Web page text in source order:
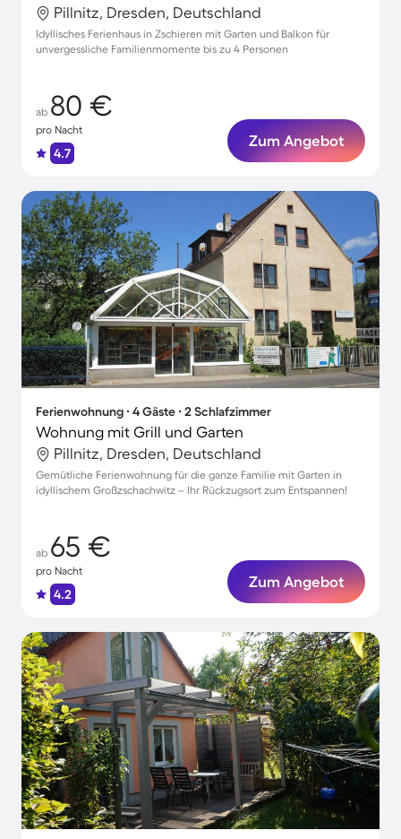
Pillnitz, Dresden, Deutschland
Idyllisches Ferienhaus in Zschieren mit Garten und Balkon für
unvergessliche Familienmomente bis zu 4 Personen
ab 80 €
pro Nacht
4.7
Zum Angebot
Ferienwohnung ∙ 4 Gäste ∙ 2 Schlafzimmer
Wohnung mit Grill und Garten
Pillnitz, Dresden, Deutschland
Gemütliche Ferienwohnung für die ganze Familie mit Garten in
idyllischem Großzschachwitz – Ihr Rückzugsort zum Entspannen!
ab 65 €
pro Nacht
4.2
Zum Angebot